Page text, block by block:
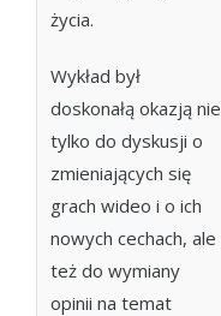
życia.
Wykład był
doskonałą okazją nie
tylko do dyskusji o
zmieniających się
grach wideo i o ich
nowych cechach, ale
też do wymiany
opinii na temat